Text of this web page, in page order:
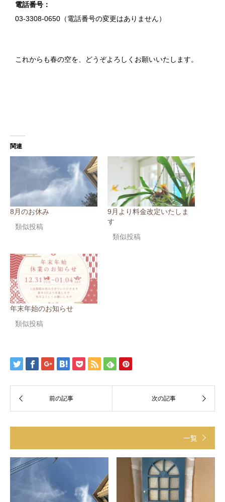
電話番号：
03-3308-0650（電話番号の変更はありません）
これからも春の空を、どうぞよろしくお願いいたします。
関連
8月のお休み
類似投稿
9月より料金改定いたしま
す
類似投稿
年末年始のお知らせ
類似投稿
一覧